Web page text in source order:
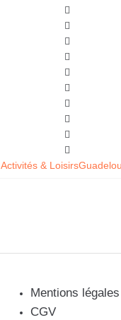
Activités & Loisirs
Mentions légales
CGV